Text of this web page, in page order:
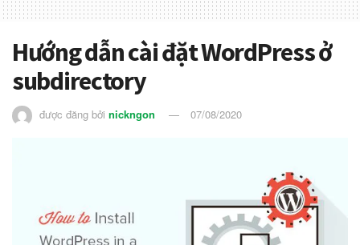
Hướng dẫn cài đặt WordPress ở
subdirectory
được đăng bởi nickngon 07/08/2020